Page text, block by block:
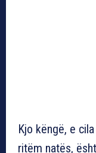
Kjo këngë, e
ritëm natës,